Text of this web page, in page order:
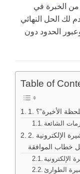
من 20 عاماً من الخبرة في
لك الحل النهائي
الحدود دون
Table of
الأخيرة”؟
2. خيارات تأشيرة الطوارئ في 2026: التأشيرة الإلكترونية
خطاب الموافقة
(التأشيرة عند